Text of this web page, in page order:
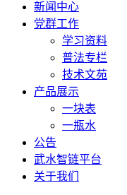
新闻中心
党群工作
学习资料
普法专栏
技术文苑
产品展示
一块表
一瓶水
公告
武水智链平台
关于我们